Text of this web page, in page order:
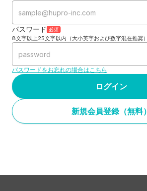
パスワード 必須
8文字以上25文字以内（大小英字および数字混在推奨）
パスワードをお忘れの場合はこちら
ログイン
新規会員登録（無料）